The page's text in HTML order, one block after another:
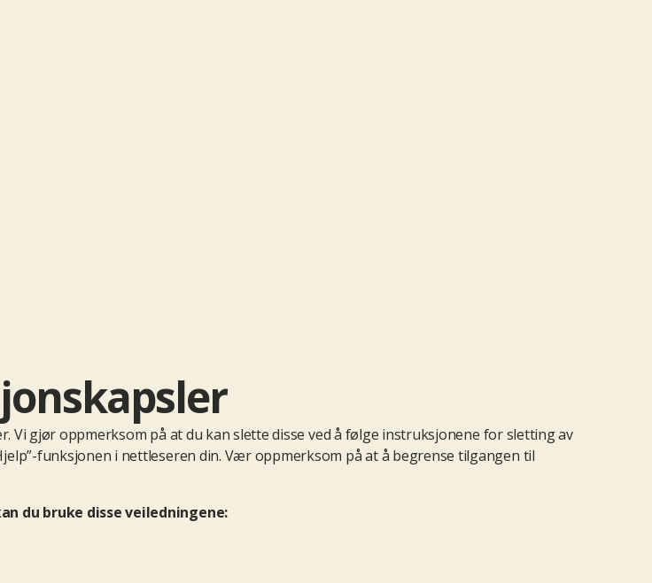
gjør oppmerksom på at du kan slette disse ved å følge instruksjonene for sletting av
funksjonen i nettleseren din. Vær oppmerksom på at å begrense tilgangen til
du bruke disse veiledningene: